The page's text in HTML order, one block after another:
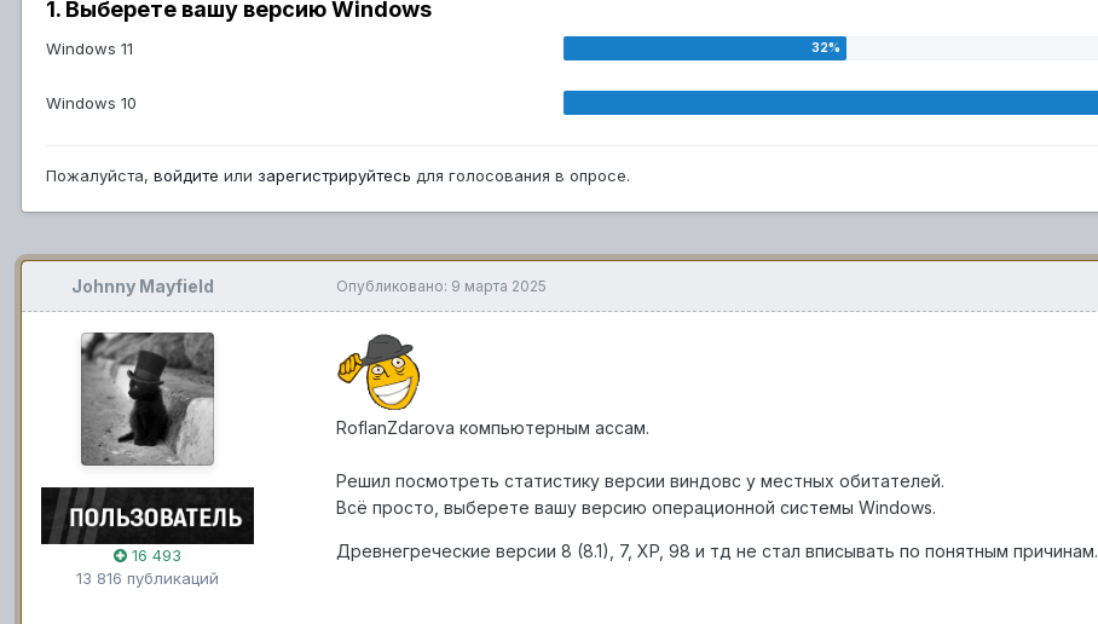
1. Выберете вашу версию Windows
Windows 11
Windows 10
Пожалуйста, войдите или зарегистрируйтесь для голосования в опросе.
Johnny Mayfield
16 493
13 816 публикаций
Опубликовано: 9 марта 2025
RoflanZdarova компьютерным аcсам.
Решил посмотреть статистику версии виндовс у местных обитателей.
Всё просто, выберете вашу версию операционной системы Windows.
Древнегреческие версии 8 (8.1), 7, XP, 98 и тд не стал вписывать по понятным причинам.